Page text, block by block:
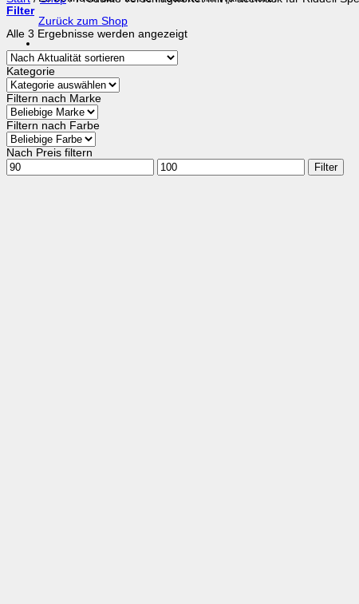
Zurück zum Shop
Filter
Alle 3 Ergebnisse werden angezeigtNach
Kategorie
Filtern nach Marke
Filtern nach Farbe
Nach Preis filtern
Min.
Preis
Max.
Preis
Filter